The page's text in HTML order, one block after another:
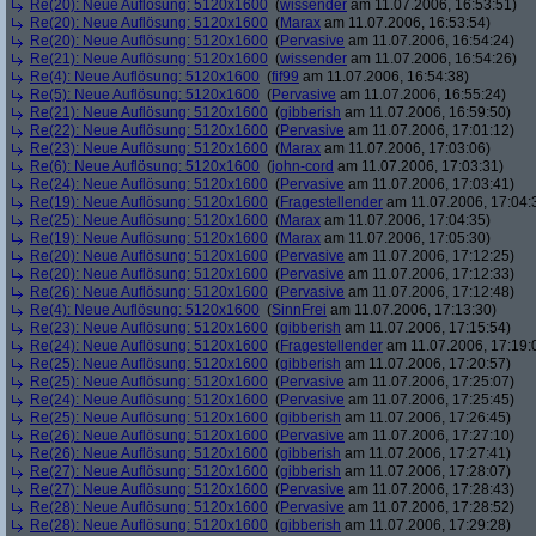
Re(20): Neue Auflösung: 5120x1600 (wissender am 11.07.2006, 16:53:51)
Re(20): Neue Auflösung: 5120x1600 (Marax am 11.07.2006, 16:53:54)
Re(20): Neue Auflösung: 5120x1600 (Pervasive am 11.07.2006, 16:54:24)
Re(21): Neue Auflösung: 5120x1600 (wissender am 11.07.2006, 16:54:26)
Re(4): Neue Auflösung: 5120x1600 (fif99 am 11.07.2006, 16:54:38)
Re(5): Neue Auflösung: 5120x1600 (Pervasive am 11.07.2006, 16:55:24)
Re(21): Neue Auflösung: 5120x1600 (gibberish am 11.07.2006, 16:59:50)
Re(22): Neue Auflösung: 5120x1600 (Pervasive am 11.07.2006, 17:01:12)
Re(23): Neue Auflösung: 5120x1600 (Marax am 11.07.2006, 17:03:06)
Re(6): Neue Auflösung: 5120x1600 (john-cord am 11.07.2006, 17:03:31)
Re(24): Neue Auflösung: 5120x1600 (Pervasive am 11.07.2006, 17:03:41)
Re(19): Neue Auflösung: 5120x1600 (Fragestellender am 11.07.2006,
Re(25): Neue Auflösung: 5120x1600 (Marax am 11.07.2006, 17:04:35)
Re(19): Neue Auflösung: 5120x1600 (Marax am 11.07.2006, 17:05:30)
Re(20): Neue Auflösung: 5120x1600 (Pervasive am 11.07.2006, 17:12:25)
Re(20): Neue Auflösung: 5120x1600 (Pervasive am 11.07.2006, 17:12:33)
Re(26): Neue Auflösung: 5120x1600 (Pervasive am 11.07.2006, 17:12:48)
Re(4): Neue Auflösung: 5120x1600 (SinnFrei am 11.07.2006, 17:13:30)
Re(23): Neue Auflösung: 5120x1600 (gibberish am 11.07.2006, 17:15:54)
Re(24): Neue Auflösung: 5120x1600 (Fragestellender am 11.07.2006,
Re(25): Neue Auflösung: 5120x1600 (gibberish am 11.07.2006, 17:20:57)
Re(25): Neue Auflösung: 5120x1600 (Pervasive am 11.07.2006, 17:25:07)
Re(24): Neue Auflösung: 5120x1600 (Pervasive am 11.07.2006, 17:25:45)
Re(25): Neue Auflösung: 5120x1600 (gibberish am 11.07.2006, 17:26:45)
Re(26): Neue Auflösung: 5120x1600 (Pervasive am 11.07.2006, 17:27:10)
Re(26): Neue Auflösung: 5120x1600 (gibberish am 11.07.2006, 17:27:41)
Re(27): Neue Auflösung: 5120x1600 (gibberish am 11.07.2006, 17:28:07)
Re(27): Neue Auflösung: 5120x1600 (Pervasive am 11.07.2006, 17:28:43)
Re(28): Neue Auflösung: 5120x1600 (Pervasive am 11.07.2006, 17:28:52)
Re(28): Neue Auflösung: 5120x1600 (gibberish am 11.07.2006, 17:29:28)